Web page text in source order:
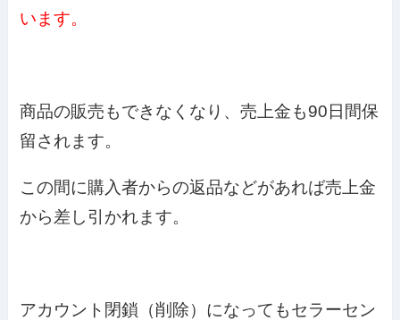
います。
商品の販売もできなくなり、売上金も90日間保
留されます。
この間に購入者からの返品などがあれば売上金
から差し引かれます。
アカウント閉鎖（削除）になってもセラーセン